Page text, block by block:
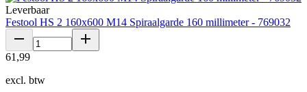
Leverbaar
Festool HS 2 160x600 M14 Spiraalgarde 160 millimeter - 769032
61 ,99
excl. btw